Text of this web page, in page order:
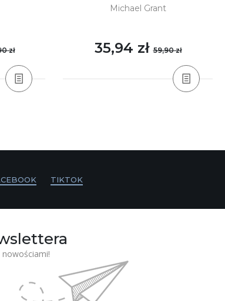
zł
Michael Grant
35,94 zł59,90 zł
TIKTOK
nowościami!